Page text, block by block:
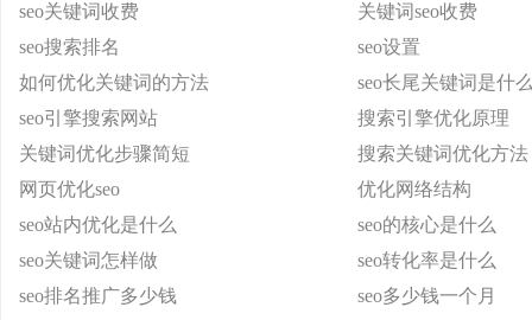
seo关键词收费
关键词seo收费
seo搜索排名
seo设置
如何优化关键词的方法
seo长尾关键词是什
seo引擎搜索网站
搜索引擎优化原理
关键词优化步骤简短
搜索关键词优化方法
网页优化seo
优化网络结构
seo站内优化是什么
seo的核心是什么
seo关键词怎样做
seo转化率是什么
seo排名推广多少钱
seo多少钱一个月